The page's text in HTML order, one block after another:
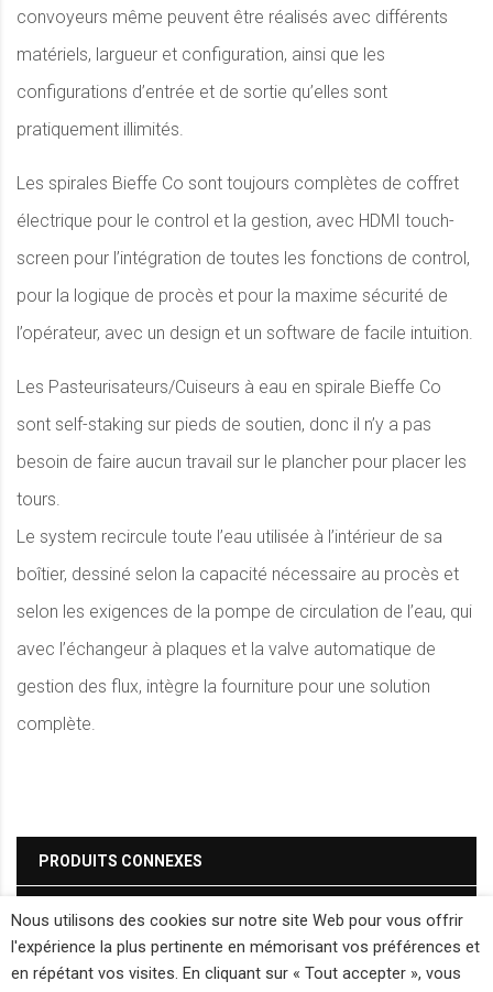
convoyeurs même peuvent être réalisés avec différents
matériels, largueur et configuration, ainsi que les
configurations d’entrée et de sortie qu’elles sont
pratiquement illimités.
Les spirales Bieffe Co sont toujours complètes de coffret
électrique pour le control et la gestion, avec HDMI touch-
screen pour l’intégration de toutes les fonctions de control,
pour la logique de procès et pour la maxime sécurité de
l’opérateur, avec un design et un software de facile intuition.
Les Pasteurisateurs/Cuiseurs à eau en spirale Bieffe Co
sont self-staking sur pieds de soutien, donc il n’y a pas
besoin de faire aucun travail sur le plancher pour placer les
tours.
Le system recircule toute l’eau utilisée à l’intérieur de sa
boîtier, dessiné selon la capacité nécessaire au procès et
selon les exigences de la pompe de circulation de l’eau, qui
avec l’échangeur à plaques et la valve automatique de
gestion des flux, intègre la fourniture pour une solution
complète.
PRODUITS CONNEXES
INFORMATIONS
Nous utilisons des cookies sur notre site Web pour vous offrir
l'expérience la plus pertinente en mémorisant vos préférences et
en répétant vos visites. En cliquant sur « Tout accepter », vous